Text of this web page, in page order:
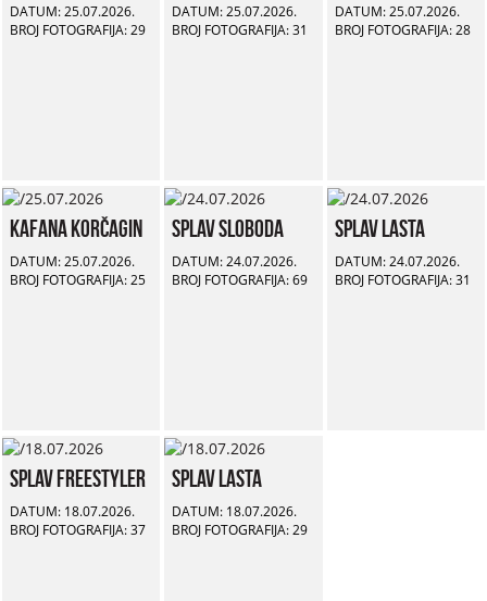
DATUM: 25.07.2026.
BROJ FOTOGRAFIJA: 29
DATUM: 25.07.2026.
BROJ FOTOGRAFIJA: 31
DATUM: 25.07.2026.
BROJ FOTOGRAFIJA: 28
Kafana Korčagin
DATUM: 25.07.2026.
BROJ FOTOGRAFIJA: 25
Splav Sloboda
DATUM: 24.07.2026.
BROJ FOTOGRAFIJA: 69
Splav Lasta
DATUM: 24.07.2026.
BROJ FOTOGRAFIJA: 31
Splav Freestyler
DATUM: 18.07.2026.
BROJ FOTOGRAFIJA: 37
Splav Lasta
DATUM: 18.07.2026.
BROJ FOTOGRAFIJA: 29